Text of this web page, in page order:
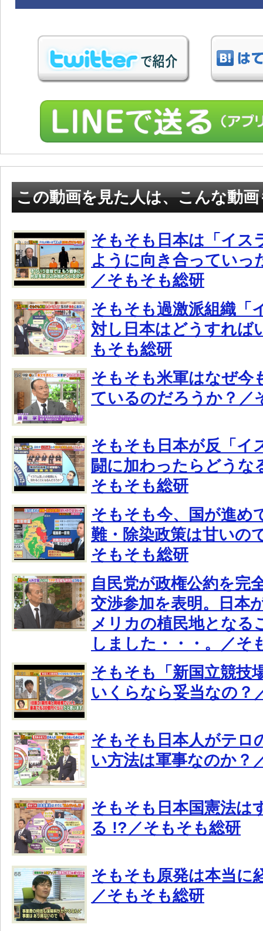
この動画を見た人は、こんな動
そもそも日本は「イス
ように向き合っていっ
／そもそも総研
そもそも過激派組織「
対し日本はどうすれば
もそも総研
そもそも米軍はなぜ今
ているのだろうか？／
そもそも日本が反「イ
闘に加わったらどうな
そもそも総研
そもそも今、国が進め
難・除染政策は甘いの
そもそも総研
自民党が政権公約を完
交渉参加を表明。日本
メリカの植民地となる
しました・・・。／そ
そもそも「新国立競技
いくらなら妥当なの？
そもそも日本人がテロ
い方法は軍事なのか？
そもそも日本国憲法は
る !?／そもそも総研
そもそも原発は本当に
／そもそも総研